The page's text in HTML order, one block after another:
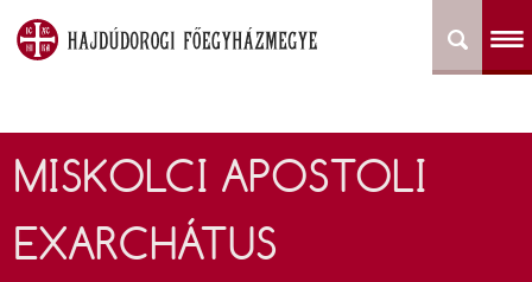
MISKOLCI APOSTOLI
EXARCHÁTUS